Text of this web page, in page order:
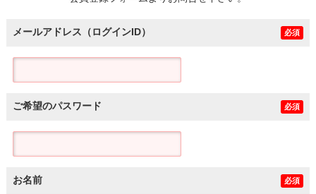
メールアドレス（ログインID） 必須
ご希望のパスワード 必須
お名前 必須